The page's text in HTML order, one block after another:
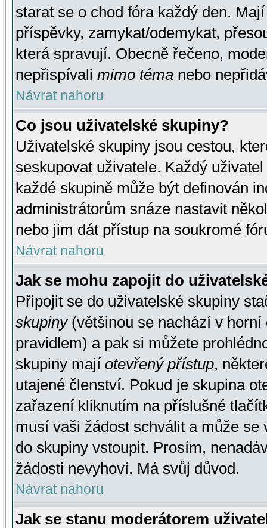
starat se o chod fóra každý den.
příspěvky, zamykat/odemykat,
která spravují. Obecně řečeno,
nepřispívali mimo téma nebo
Návrat nahoru
Co jsou uživatelské skupiny?
Uživatelské skupiny jsou cestou,
seskupovat uživatele. Každý
každé skupině může být definován
administrátorům snáze nastavit
nebo jim dát přístup na soukromé
Návrat nahoru
Jak se mohu zapojit do
Připojit se do uživatelské skupiny
skupiny(většinou se nachází v horní
pravidlem) a pak si můžete
skupiny mají otevřený přístup,
utajené členství. Pokud je skupina
zařazení kliknutím na příslušné
musí vaši žádost schválit a může se
do skupiny vstoupit. Prosím,
žádosti nevyhoví. Má svůj důvod.
Návrat nahoru
Jak se stanu moderátorem